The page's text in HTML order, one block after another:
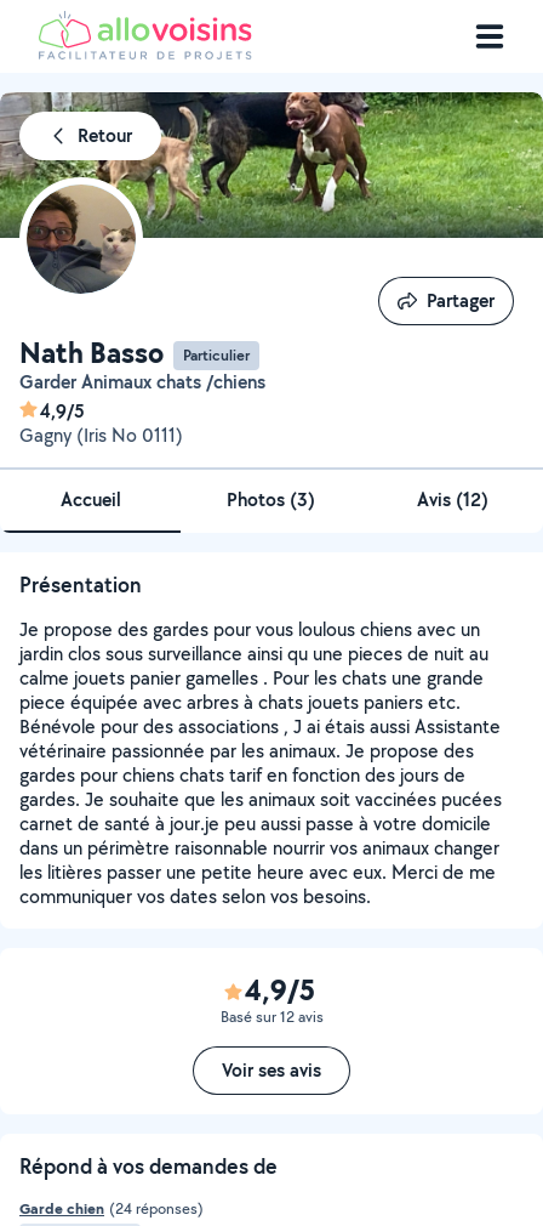
Retour
Nath Basso Particulier
Garder Animaux chats /chiens
4,9/5
Gagny (Iris No 0111)
Partager
Partager
Accueil Photos (3) Avis (12)
Présentation
Je propose des gardes pour vous loulous chiens avec un
jardin clos sous surveillance ainsi qu une pieces de nuit au
calme jouets panier gamelles . Pour les chats une grande
piece équipée avec arbres à chats jouets paniers etc.
Bénévole pour des associations , J ai étais aussi Assistante
vétérinaire passionnée par les animaux. Je propose des
gardes pour chiens chats tarif en fonction des jours de
gardes. Je souhaite que les animaux soit vaccinées pucées
carnet de santé à jour.je peu aussi passe à votre domicile
dans un périmètre raisonnable nourrir vos animaux changer
les litières passer une petite heure avec eux. Merci de me
communiquer vos dates selon vos besoins.
4,9/5
Basé sur 12 avis
Voir ses avis
Répond à vos demandes de
Garde chien (24 réponses)